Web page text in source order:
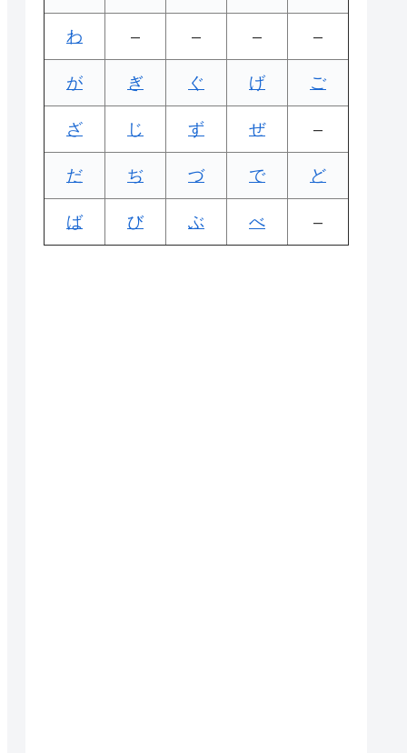
わ – – – –
が ぎ ぐ げ ご
ざ じ ず ぜ –
だ ぢ づ で ど
ば び ぶ べ –